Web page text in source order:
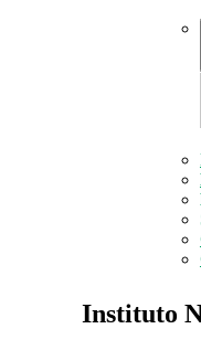
Instituto